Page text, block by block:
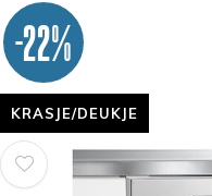
-22%
KRASJE/DEUKJE